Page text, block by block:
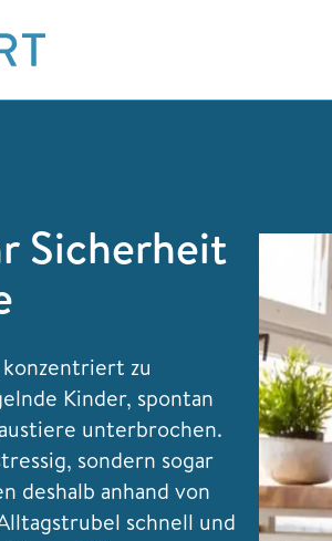
Sicherheit
zu
Kinder, spontan
unterbrochen.
sondern sogar
deshalb anhand von
schnell und